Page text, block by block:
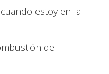
estoy en la
del